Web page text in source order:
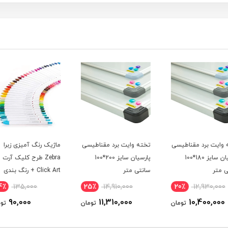
20٪
تومان
تخته وایت برد مقناطیسی
پارسیان سایز 200*100
14,910,000 25٪
11,310,000 تومان
ماژیک رنگ آمیزی زبرا
Zebra طرح کلیک آرت
135,000 34٪
کاور
رنگ